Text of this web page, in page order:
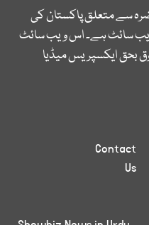
سے متعلق پاکستان کی
سائٹ ہے۔ اس ویب سائٹ
بحق ایکسپریس میڈیا
Contact
Us